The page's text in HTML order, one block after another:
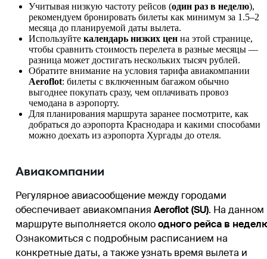
Учитывая низкую частоту рейсов (один раз в неделю),
рекомендуем бронировать билеты как минимум за 1.5–2
месяца до планируемой даты вылета.
Используйте календарь низких цен на этой странице,
чтобы сравнить стоимость перелета в разные месяцы —
разница может достигать нескольких тысяч рублей.
Обратите внимание на условия тарифа авиакомпании
Aeroflot: билеты с включенным багажом обычно
выгоднее покупать сразу, чем оплачивать провоз
чемодана в аэропорту.
Для планирования маршрута заранее посмотрите, как
добраться до аэропорта Краснодара и какими способами
можно доехать из аэропорта Хургады до отеля.
Авиакомпании
Регулярное авиасообщение между городами
обеспечивает авиакомпания Aeroflot (SU). На данном
маршруте выполняется околоодного рейса в
Ознакомиться с подробным расписанием на
конкретные даты, а также узнать время вылета и